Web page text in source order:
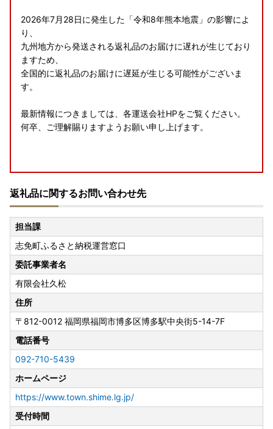
2026年7月28日に発生した「令和8年熊本地震」の影響によ
り、
九州地方から発送される返礼品のお届けに遅れが生じており
ますため、
全国的に返礼品のお届けに遅延が生じる可能性がございま
す。
最新情報につきましては、各運送会社HPをご覧ください。
何卒、ご理解賜りますようお願い申し上げます。
誠に勝手ながら、以下の期間、お問い合わせへの返信・返礼
品の発送手配を休止いたします。
ご不便をおかけしますが、何卒ご了承くださいませ。
夏季休業日
8月13日（木）～8月16日（日）
---------------------
事務所移転に伴う休業日
8月24日（月）・8月25日（火）
※寄附申込は上記期間も受け付けております。
◆お問い合わせは窓口対応日に順次ご返信いたします。
◆事務所移転に伴う休業日（8月24日・25日）にお急ぎのご
用件がございましたら、志免町役場（TEL：092-935-185
4）までご連絡ください。
◆返礼品の発送については、各ページの記載内容をご確認く
返礼品に関するお問い合わせ先
担当課
志免町ふるさと納税運営窓口
委託事業者名
有限会社久松
住所
〒812-0012 福岡県福岡市博多区博多駅中央街5-14-7F
電話番号
092-710-5439
ホームページ
https://www.town.shime.lg.jp/
受付時間